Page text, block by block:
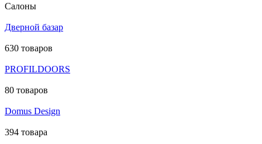
Салоны
Дверной базар
630 товаров
PROFILDOORS
80 товаров
Domus Design
394 товара